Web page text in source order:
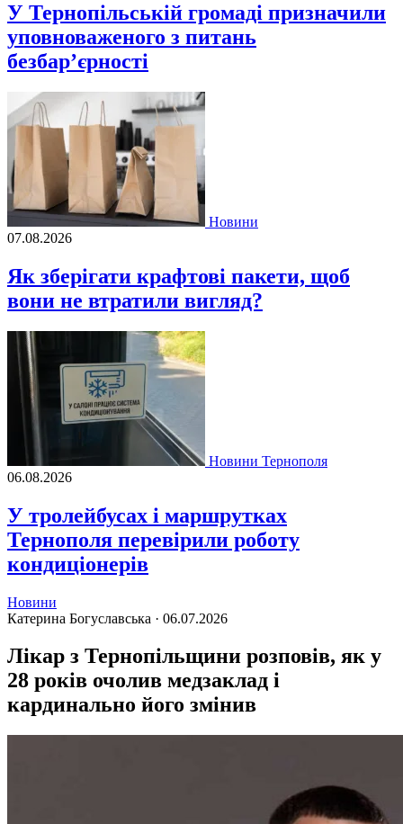
У Тернопільській громаді призначили
уповноваженого з питань
безбар’єрності
Новини
07.08.2026
Як зберігати крафтові пакети, щоб
вони не втратили вигляд?
Новини Тернополя
06.08.2026
У тролейбусах і маршрутках
Тернополя перевірили роботу
кондиціонерів
Новини
Катерина Богуславська · 06.07.2026
Лікар з Тернопільщини розповів, як у
28 років очолив медзаклад і
кардинально його змінив